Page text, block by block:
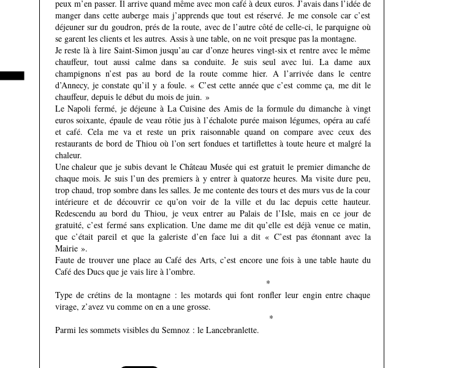
peux m’en passer. Il arrive quand même avec mon café à deux euros. J’avais dans l’idée de
manger dans cette auberge mais j’apprends que tout est réservé. Je me console car c’est
déjeuner sur du goudron, prés de la route, avec de l’autre côté de celle-ci, le parquigne où
se garent les clients et les autres. Assis à une table, on ne voit presque pas la montagne.
Je reste là à lire Saint-Simon jusqu’au car d’onze heures vingt-six et rentre avec le même
chauffeur, tout aussi calme dans sa conduite. Je suis seul avec lui. La dame aux
champignons n’est pas au bord de la route comme hier. A l’arrivée dans le centre
d’Annecy, je constate qu’il y a foule. « C’est cette année que c’est comme ça, me dit le
chauffeur, depuis le début du mois de juin. »
Le Napoli fermé, je déjeune à La Cuisine des Amis de la formule du dimanche à vingt
euros soixante, épaule de veau rôtie jus à l’échalote purée maison légumes, opéra au café
et café. Cela me va et reste un prix raisonnable quand on compare avec ceux des
restaurants de bord de Thiou où l’on sert fondues et tartiflettes à toute heure et malgré la
chaleur.
Une chaleur que je subis devant le Château Musée qui est gratuit le premier dimanche de
chaque mois. Je suis l’un des premiers à y entrer à quatorze heures. Ma visite dure peu,
trop chaud, trop sombre dans les salles. Je me contente des tours et des murs vus de la cour
intérieure et de découvrir ce qu’on voir de la ville et du lac depuis cette hauteur.
Redescendu au bord du Thiou, je veux entrer au Palais de l’Isle, mais en ce jour de
gratuité, c’est fermé sans explication. Une dame me dit qu’elle est déjà venue ce matin,
que c’était pareil et que la galeriste d’en face lui a dit « C’est pas étonnant avec la
Mairie ».
Faute de trouver une place au Café des Arts, c’est encore une fois à une table haute du
Café des Ducs que je vais lire à l’ombre.
*
Type de crétins de la montagne : les motards qui font ronfler leur engin entre chaque
virage, z’avez vu comme on en a une grosse.
*
Parmi les sommets visibles du Semnoz : le Lancebranlette.